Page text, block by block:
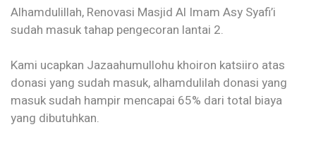
Alhamdulillah, Renovasi Masjid Al Imam Asy Syafi’i
sudah masuk tahap pengecoran lantai 2.
Kami ucapkan Jazaahumullohu khoiron katsiiro atas
donasi yang sudah masuk, alhamdulilah donasi yang
masuk sudah hampir mencapai 65% dari total biaya
yang dibutuhkan.